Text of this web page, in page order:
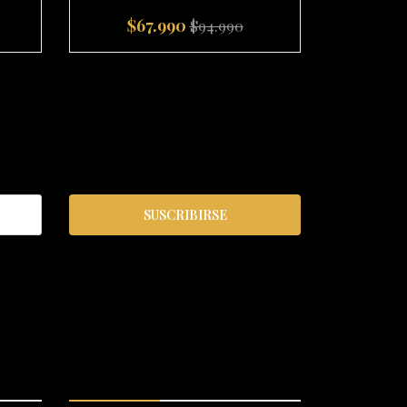
+
$67.990 $94.990
SUSCRIBIRSE